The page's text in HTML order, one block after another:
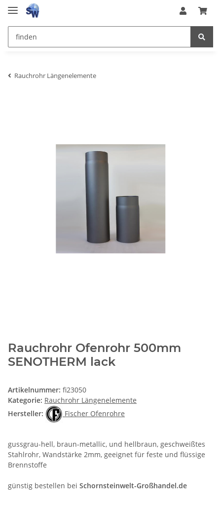
Rauchrohr Längenelemente
Rauchrohr Ofenrohr 500mm
SENOTHERM lack
Artikelnummer: fi23050
Kategorie: Rauchrohr Längenelemente
Hersteller:
Fischer Ofenrohre
gussgrau-hell, braun-metallic, und hellbraun, geschweißtes
Stahlrohr, Wandstärke 2mm, geeignet für feste und flüssige
Brennstoffe
günstig bestellen bei Schornsteinwelt-Großhandel.de